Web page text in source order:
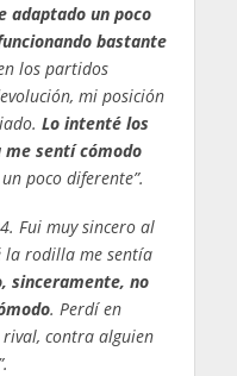
adaptado un poco
bastante
los partidos
mi posición
Lo intenté los
me sentí cómodo
poco diferente”.
Fui muy sincero al
la rodilla me sentía
sinceramente, no
. Perdí en
contra alguien